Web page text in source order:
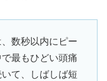
数秒以内にピー
最もひどい頭痛
て、しばしば短